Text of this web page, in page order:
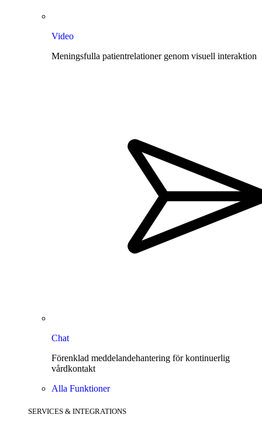
Video
Meningsfulla patientrelationer genom visuell interaktion
Chat
Förenklad meddelandehantering för kontinuerlig
vårdkontakt
Alla Funktioner
SERVICES & INTEGRATIONS